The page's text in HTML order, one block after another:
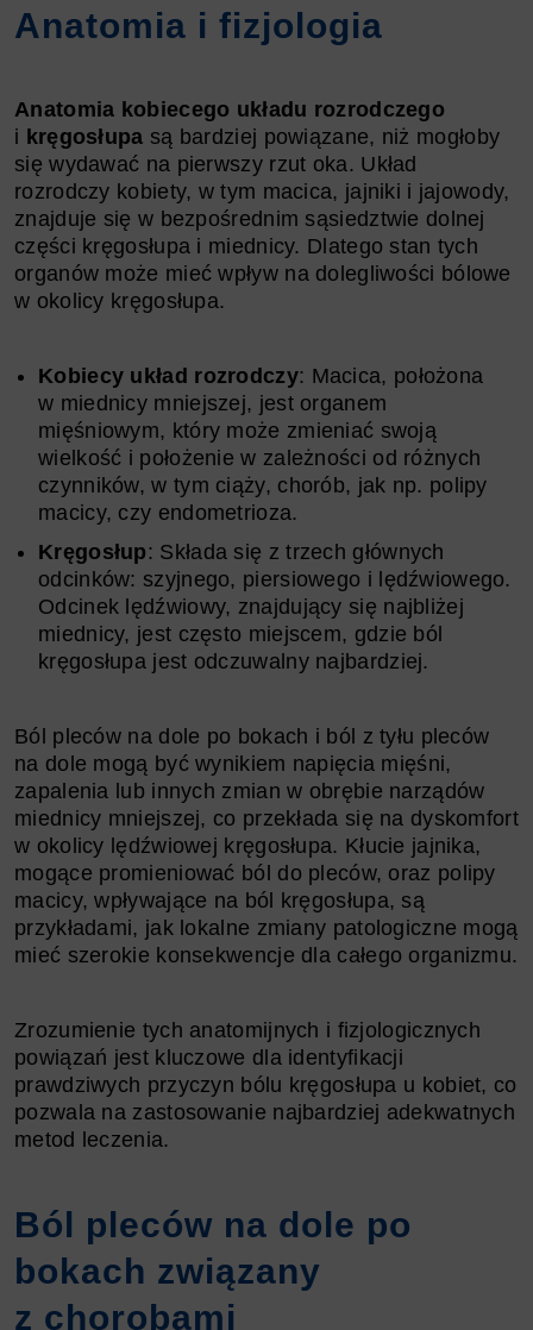
Anatomia i fizjologia
Anatomia kobiecego układu rozrodczego
i kręgosłupa są bardziej powiązane, niż mogłoby
się wydawać na pierwszy rzut oka. Układ
rozrodczy kobiety, w tym macica, jajniki i jajowody,
znajduje się w bezpośrednim sąsiedztwie dolnej
części kręgosłupa i miednicy. Dlatego stan tych
organów może mieć wpływ na dolegliwości bólowe
w okolicy kręgosłupa.
Kobiecy układ rozrodczy: Macica, położona
w miednicy mniejszej, jest organem
mięśniowym, który może zmieniać swoją
wielkość i położenie w zależności od różnych
czynników, w tym ciąży, chorób, jak np. polipy
macicy, czy endometrioza.
Kręgosłup: Składa się z trzech głównych
odcinków: szyjnego, piersiowego i lędźwiowego.
Odcinek lędźwiowy, znajdujący się najbliżej
miednicy, jest często miejscem, gdzie ból
kręgosłupa jest odczuwalny najbardziej.
Ból pleców na dole po bokach i ból z tyłu pleców
na dole mogą być wynikiem napięcia mięśni,
zapalenia lub innych zmian w obrębie narządów
miednicy mniejszej, co przekłada się na dyskomfort
w okolicy lędźwiowej kręgosłupa. Kłucie jajnika,
mogące promieniować ból do pleców, oraz polipy
macicy, wpływające na ból kręgosłupa, są
przykładami, jak lokalne zmiany patologiczne mogą
mieć szerokie konsekwencje dla całego organizmu.
Zrozumienie tych anatomijnych i fizjologicznych
powiązań jest kluczowe dla identyfikacji
prawdziwych przyczyn bólu kręgosłupa u kobiet, co
pozwala na zastosowanie najbardziej adekwatnych
metod leczenia.
Ból pleców na dole po
bokach związany
z chorobami